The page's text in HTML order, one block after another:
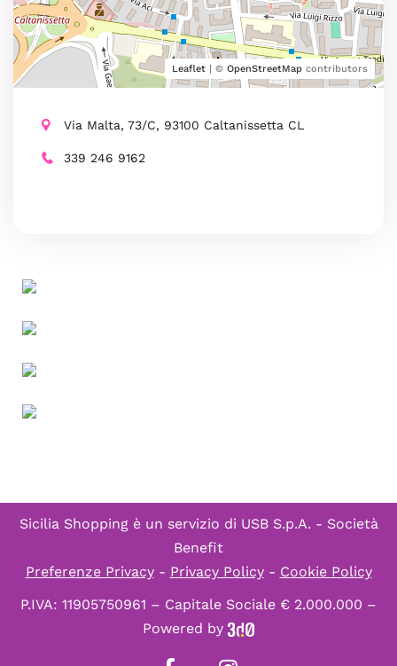
Leaflet | © OpenStreetMap contributors
Via Malta, 73/C, 93100 Caltanissetta CL
339 246 9162
Sicilia Shopping è un servizio di USB S.p.A. - Società
Benefit
Preferenze Privacy- Privacy Policy- Cookie Policy
P.IVA: 11905750961 – Capitale Sociale € 2.000.000 –
Powered by